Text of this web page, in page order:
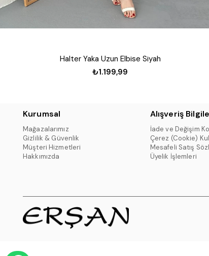
Halter Yaka Uzun Elbise Siyah
₺1.199,99
Kurumsal
Mağazalarımız
Gizlilik & Güvenlik
Müşteri Hizmetleri
Hakkımızda
Alışveriş
İade ve Değişim
Çerez (Cookie)
Mesafeli Satış
Üyelik İşlemleri